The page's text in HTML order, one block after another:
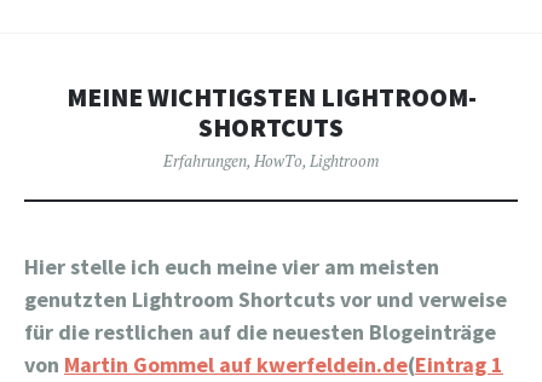
MEINE WICHTIGSTEN LIGHTROOM-
SHORTCUTS
Erfahrungen, HowTo, Lightroom
Hier stelle ich euch meine vier am meisten
genutzten Lightroom Shortcuts vor und verweise
für die restlichen auf die neuesten Blogeinträge
von Martin Gommel auf kwerfeldein.de(Eintrag 1